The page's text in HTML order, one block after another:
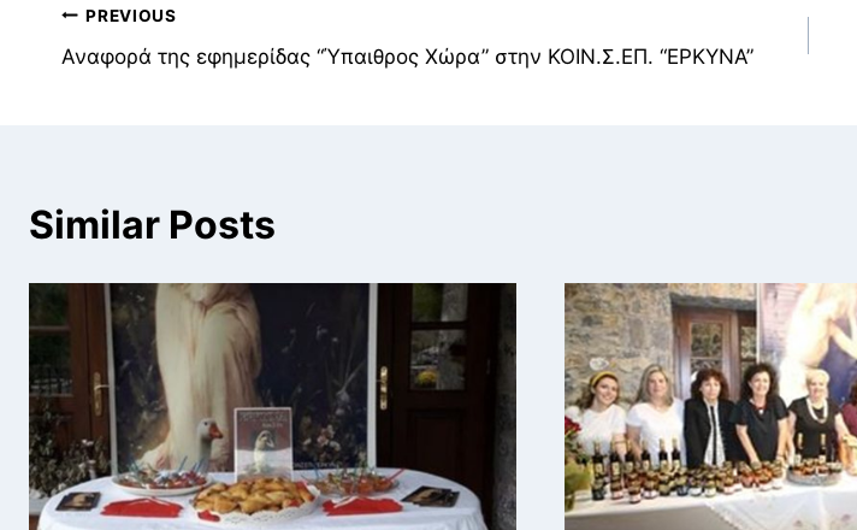
Πλοήγηση
άρθρων
PREVIOUS
Αναφορά της εφημερίδας “Ύπαιθρος Χώρα” στην ΚΟΙΝ.Σ.ΕΠ. “ΕΡΚΥΝΑ”
Similar Posts